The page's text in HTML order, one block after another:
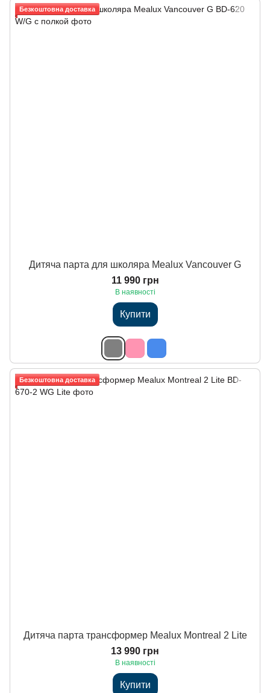
Безкоштовна доставка
Дитяча парта для школяра Mealux Vancouver G
11 990 грн
В наявності
Купити
Безкоштовна доставка
Дитяча парта трансформер Mealux Montreal 2 Lite
13 990 грн
В наявності
Купити